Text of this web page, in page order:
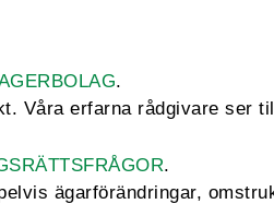
.
Våra erfarna rådgivare ser
.
ägarförändringar,